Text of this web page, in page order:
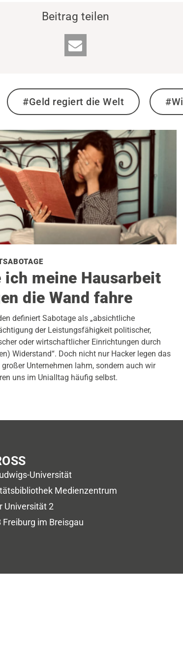
Beitrag teilen
#Geld regiert die Welt
ich meine Hausarbeit
die Wand fahre
definiert Sabotage als „absichtliche
der Leistungsfähigkeit politischer,
oder wirtschaftlicher Einrichtungen durch
Widerstand“. Doch nicht nur Hacker legen das
großer Unternehmen lahm, sondern auch wir
uns im Unialltag häufig selbst.
Universität
Medienzentrum
Universität 2
Freiburg im Breisgau